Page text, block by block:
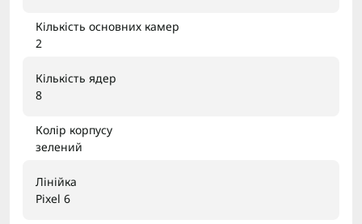
Кількість основних камер
2
Кількість ядер
8
Колір корпусу
зелений
Лінійка
Pixel 6